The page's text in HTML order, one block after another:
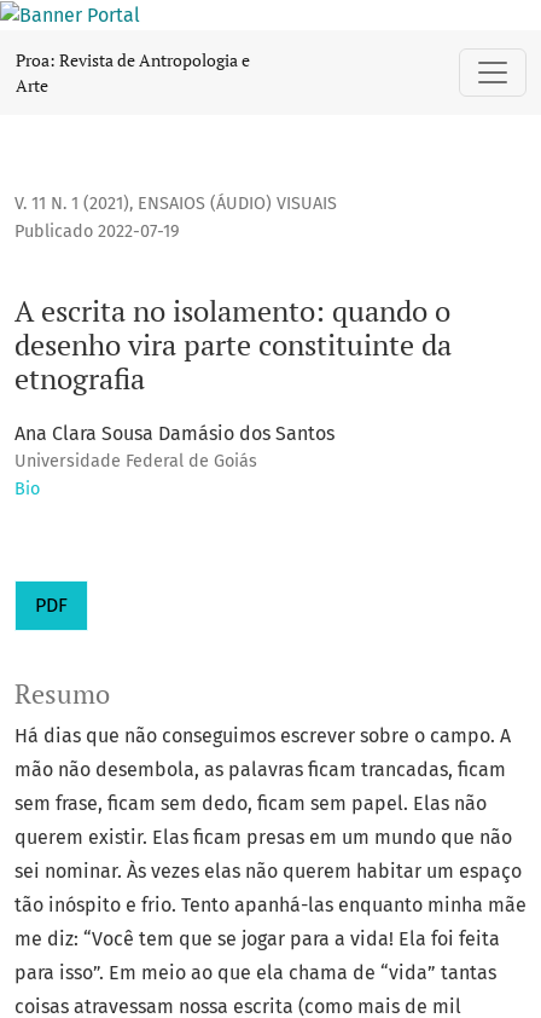
Proa: Revista de Antropologia e
Arte
V. 11 N. 1 (2021), ENSAIOS (ÁUDIO) VISUAIS
A escrita no isolamento: quando o
desenho vira parte constituinte da
etnografia
Publicado 2022-07-19
Ana Clara Sousa Damásio dos Santos
Universidade Federal de Goiás
Bio
PDF
Resumo
Há dias que não conseguimos escrever sobre o campo. A
mão não desembola, as palavras ficam trancadas, ficam
sem frase, ficam sem dedo, ficam sem papel. Elas não
querem existir. Elas ficam presas em um mundo que não
sei nominar. Às vezes elas não querem habitar um espaço
tão inóspito e frio. Tento apanhá-las enquanto minha mãe
me diz: “Você tem que se jogar para a vida! Ela foi feita
para isso”. Em meio ao que ela chama de “vida” tantas
coisas atravessam nossa escrita (como mais de mil